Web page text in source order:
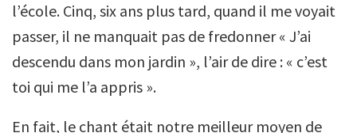
l’école. Cinq, six ans plus tard, quand il me voyait
passer, il ne manquait pas de fredonner « J’ai
descendu dans mon jardin », l’air de dire : « c’est
toi qui me l’a appris ».
En fait, le chant était notre meilleur moyen de